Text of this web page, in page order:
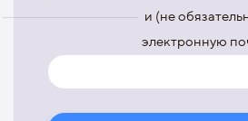
и (не
электронную